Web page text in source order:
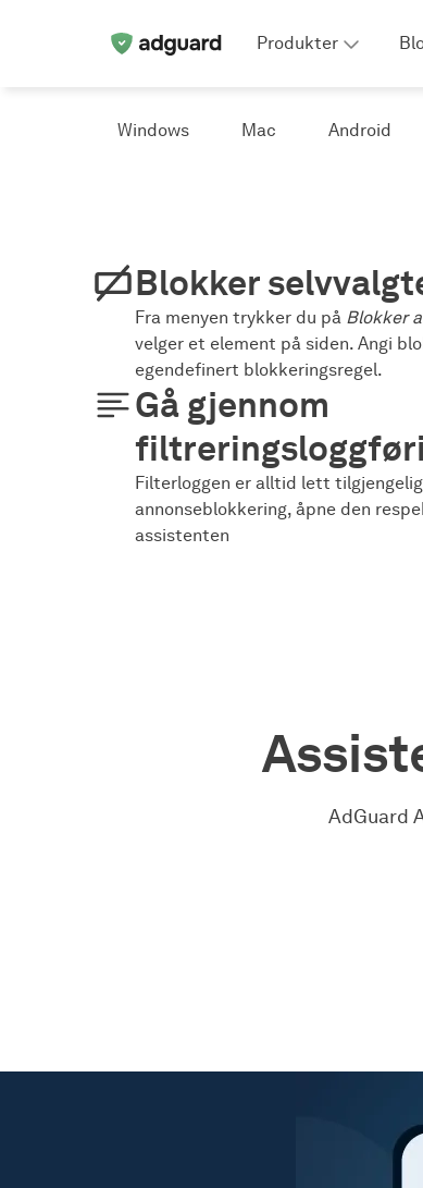
Produkter
Windows Mac Android
Blokker
Fra menyen trykker du på Blokker
velger et element på siden. Angi
egendefinert blokkeringsregel.
Gå gjennom
Filterloggen er alltid lett
annonseblokkering, åpne den
assistenten
AdGuard